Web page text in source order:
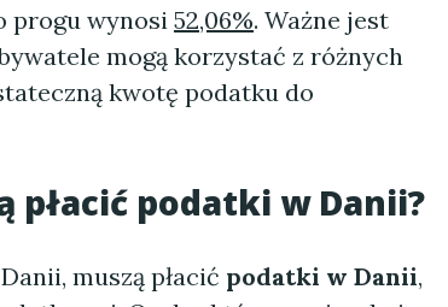
progu wynosi 52,06%. Ważne jest
mogą korzystać z różnych
kwotę podatku do
płacić podatki w Danii?
muszą płacić podatki w Danii,